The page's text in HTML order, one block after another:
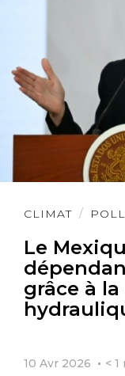
CLIMAT
Le
grâce à
10 Avr 2026 < 1
Lire